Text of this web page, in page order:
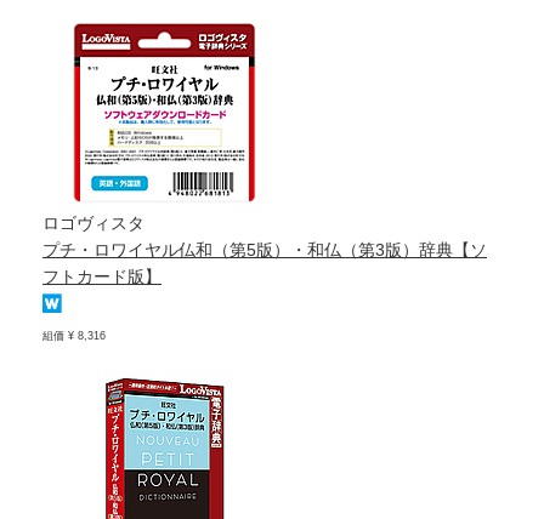
ロゴヴィスタ
プチ・ロワイヤル仏和（第5版）・和仏（第3版）辞典【ソ
フトカード版】
組価 ¥ 8,316